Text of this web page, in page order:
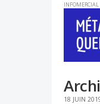
INFOMERCIAL
18 JUIN